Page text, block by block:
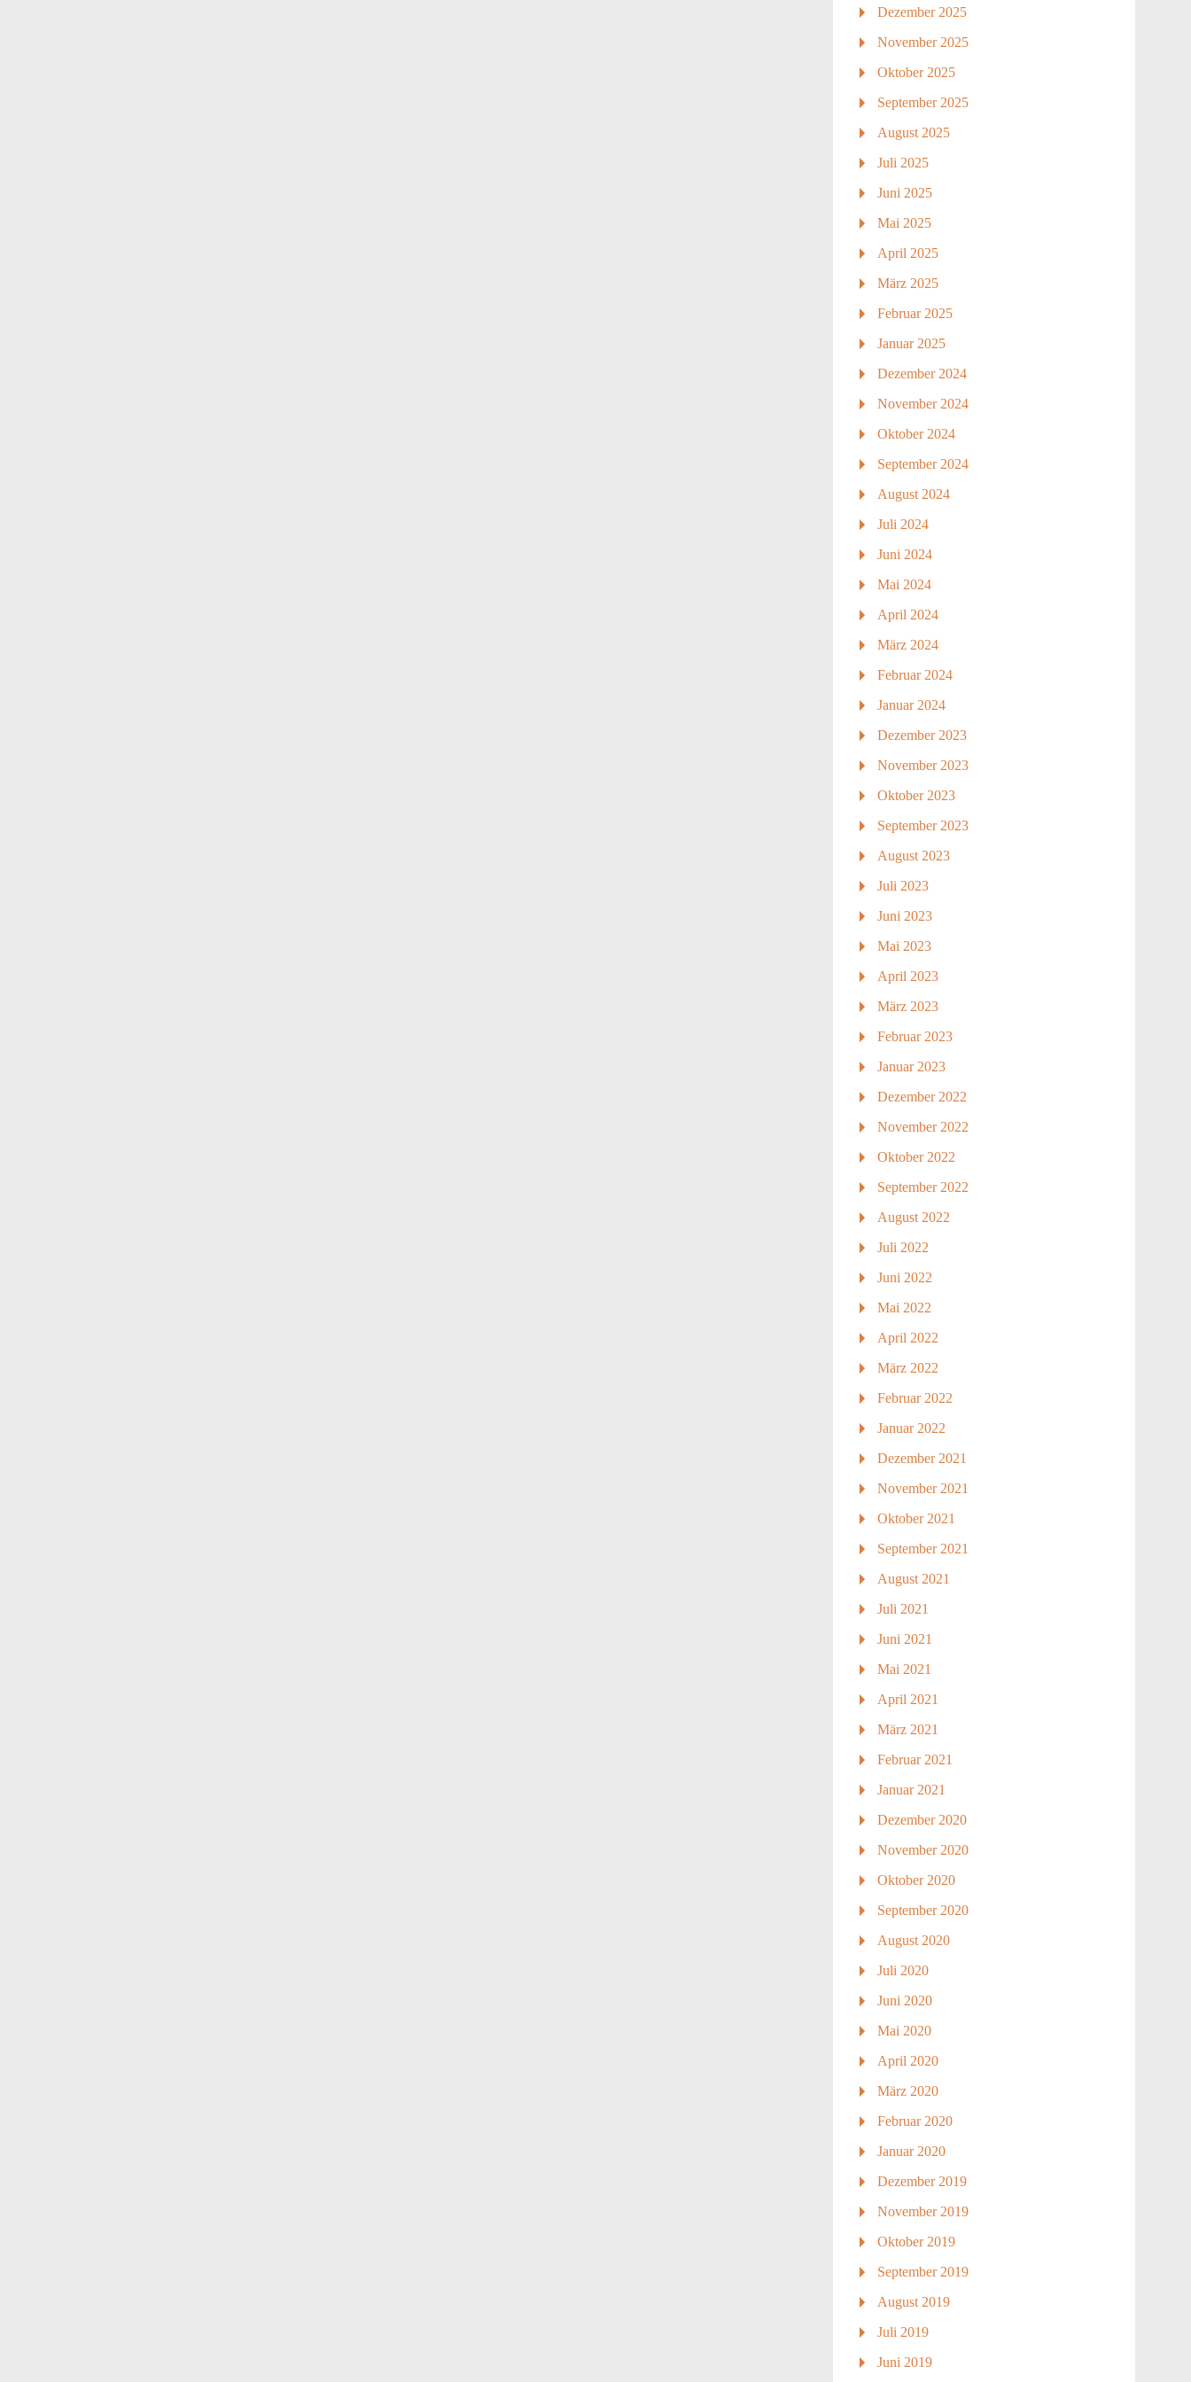
Dezember 2025
November 2025
Oktober 2025
September 2025
August 2025
Juli 2025
Juni 2025
Mai 2025
April 2025
März 2025
Februar 2025
Januar 2025
Dezember 2024
November 2024
Oktober 2024
September 2024
August 2024
Juli 2024
Juni 2024
Mai 2024
April 2024
März 2024
Februar 2024
Januar 2024
Dezember 2023
November 2023
Oktober 2023
September 2023
August 2023
Juli 2023
Juni 2023
Mai 2023
April 2023
März 2023
Februar 2023
Januar 2023
Dezember 2022
November 2022
Oktober 2022
September 2022
August 2022
Juli 2022
Juni 2022
Mai 2022
April 2022
März 2022
Februar 2022
Januar 2022
Dezember 2021
November 2021
Oktober 2021
September 2021
August 2021
Juli 2021
Juni 2021
Mai 2021
April 2021
März 2021
Februar 2021
Januar 2021
Dezember 2020
November 2020
Oktober 2020
September 2020
August 2020
Juli 2020
Juni 2020
Mai 2020
April 2020
März 2020
Februar 2020
Januar 2020
Dezember 2019
November 2019
Oktober 2019
September 2019
August 2019
Juli 2019
Juni 2019